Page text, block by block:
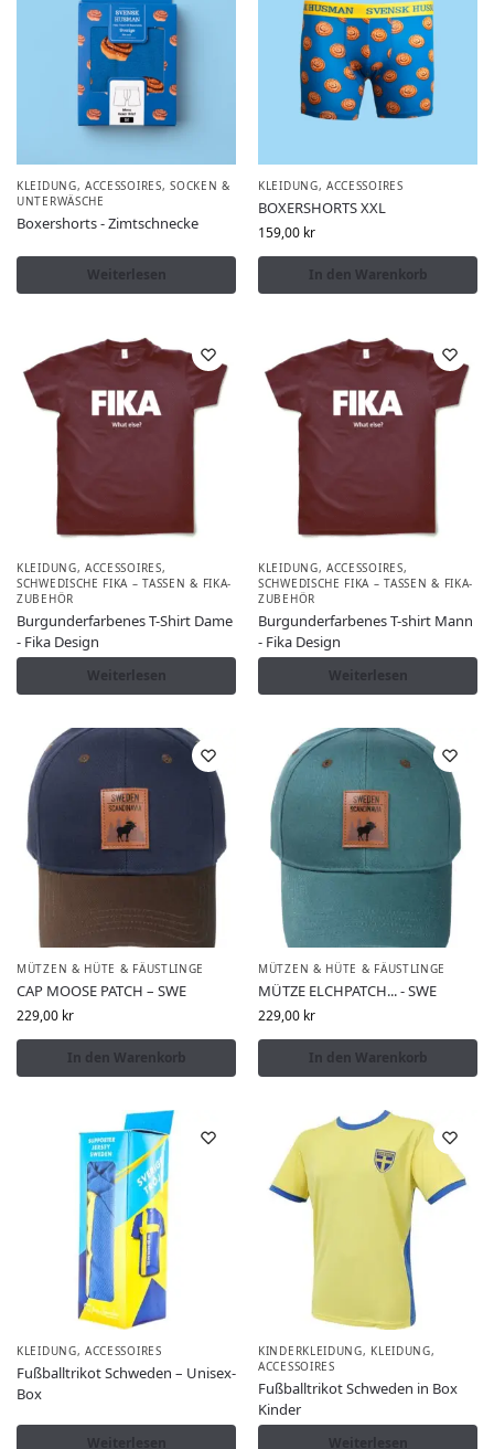
KLEIDUNG, ACCESSOIRES,SOCKEN &
UNTERWÄSCHE
Boxershorts - Zimtschnecke
Weiterlesen
KLEIDUNG, ACCESSOIRES
BOXERSHORTS XXL
159,00 kr
In den Warenkorb
KLEIDUNG, ACCESSOIRES,
SCHWEDISCHE FIKA – TASSEN & FIKA-
ZUBEHÖR
Burgunderfarbenes T-Shirt Dame
- Fika Design
Weiterlesen
KLEIDUNG, ACCESSOIRES,
SCHWEDISCHE FIKA – TASSEN & FIKA-
ZUBEHÖR
Burgunderfarbenes T-shirt Mann
- Fika Design
Weiterlesen
MÜTZEN & HÜTE & FÄUSTLINGE
CAP MOOSE PATCH – SWE
229,00 kr
In den Warenkorb
MÜTZEN & HÜTE & FÄUSTLINGE
MÜTZE ELCHPATCH... - SWE
229,00 kr
In den Warenkorb
KLEIDUNG, ACCESSOIRES
Fußballtrikot Schweden – Unisex-
Box
Weiterlesen
KINDERKLEIDUNG, KLEIDUNG,
ACCESSOIRES
Fußballtrikot Schweden in Box
Kinder
Weiterlesen